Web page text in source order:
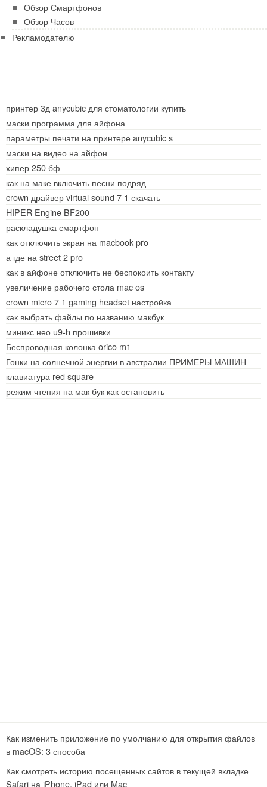
Обзор Смартфонов
Обзор Часов
Рекламодателю
принтер 3д anycubic для стоматологии купить
маски программа для айфона
параметры печати на принтере anycubic s
маски на видео на айфон
хипер 250 бф
как на маке включить песни подряд
crown драйвер virtual sound 7 1 скачать
HIPER Engine BF200
раскладушка смартфон
как отключить экран на macbook pro
а где на street 2 pro
как в айфоне отключить не беспокоить контакту
увеличение рабочего стола mac os
crown micro 7 1 gaming headset настройка
как выбрать файлы по названию макбук
миникс нео u9-h прошивки
Беспроводная колонка orico m1
Гонки на солнечной энергии в австралии ПРИМЕРЫ МАШИН
клавиатура red square
режим чтения на мак бук как остановить
Как изменить приложение по умолчанию для открытия файлов
в macOS: 3 способа
Как смотреть историю посещенных сайтов в текущей вкладке
Safari на iPhone, iPad или Mac